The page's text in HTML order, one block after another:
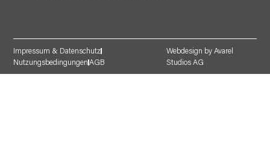
Impressum & Datenschutz
NutzungsbedingungenAGB
Webdesign by Avarel
Studios AG